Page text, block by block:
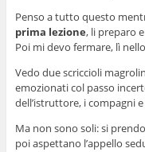
Penso a tutto questo
prima lezione, li preparo
Poi mi devo fermare, lì
Vedo due scriccioli
emozionati col passo
dell’istruttore, i compagni
Ma non sono soli: si
poi aspettano l’appello